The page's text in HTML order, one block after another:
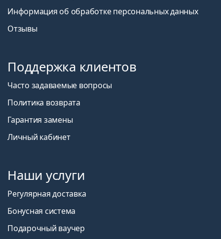
Информация об обработке персональных данных
Отзывы
Поддержка клиентов
Часто задаваемые вопросы
Политика возврата
Гарантия замены
Личный кабинет
Наши услуги
Регулярная доставка
Бонусная система
Подарочный ваучер